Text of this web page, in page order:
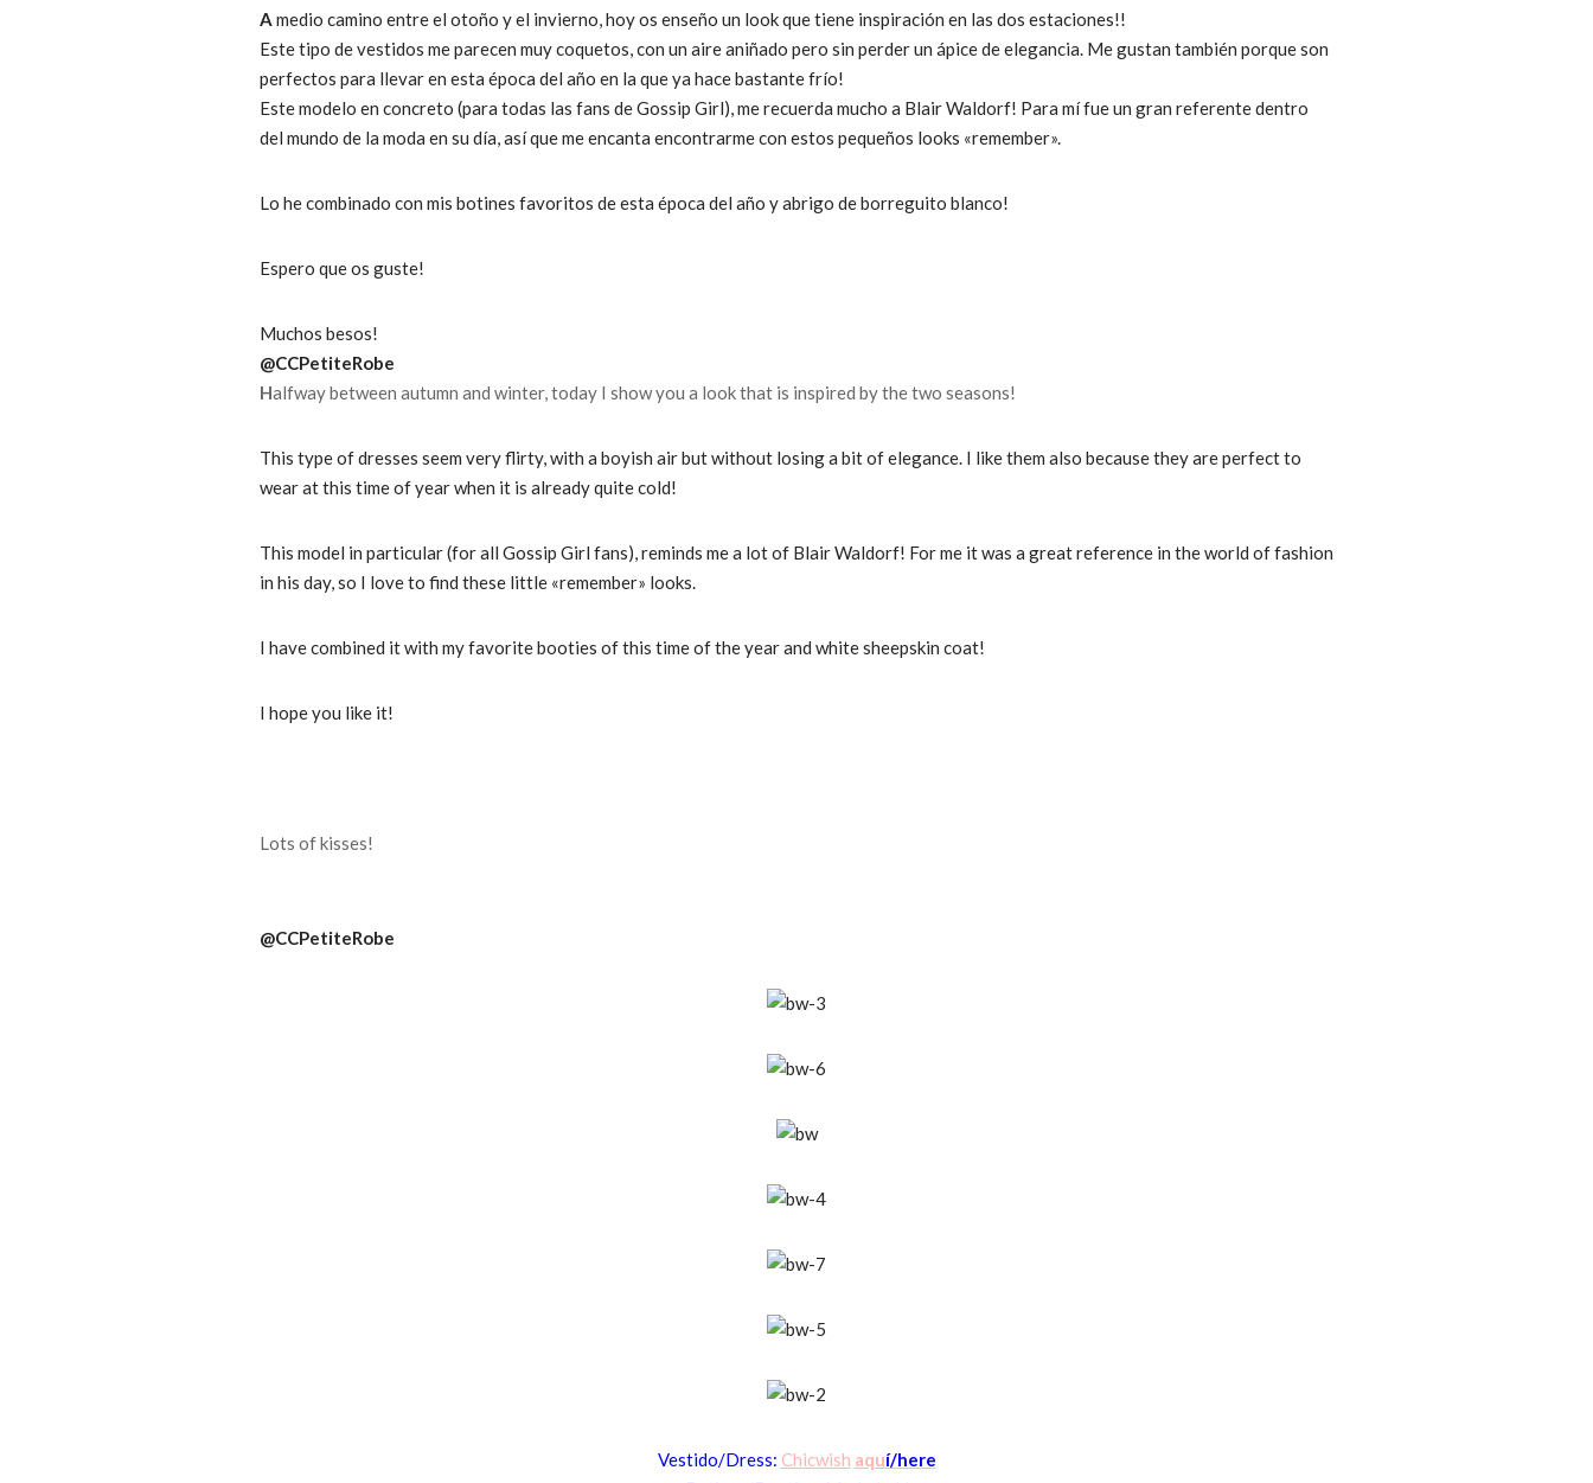
A medio camino entre el otoño y el invierno, hoy os enseño un look que tiene inspiración en las dos estaciones!!
Este tipo de vestidos me parecen muy coquetos, con un aire aniñado pero sin perder un ápice de elegancia. Me gustan también porque son
perfectos para llevar en esta época del año en la que ya hace bastante frío!
Este modelo en concreto (para todas las fans de Gossip Girl), me recuerda mucho a Blair Waldorf! Para mí fue un gran referente dentro
del mundo de la moda en su día, así que me encanta encontrarme con estos pequeños looks «remember».
Lo he combinado con mis botines favoritos de esta época del año y abrigo de borreguito blanco!
Espero que os guste!
Muchos besos!
@CCPetiteRobe
Halfway between autumn and winter, today I show you a look that is inspired by the two seasons!
This type of dresses seem very flirty, with a boyish air but without losing a bit of elegance. I like them also because they are perfect to
wear at this time of year when it is already quite cold!
This model in particular (for all Gossip Girl fans), reminds me a lot of Blair Waldorf! For me it was a great reference in the world of fashion
in his day, so I love to find these little «remember» looks.
I have combined it with my favorite booties of this time of the year and white sheepskin coat!
I hope you like it!
Lots of kisses!
@CCPetiteRobe
Vestido/Dress: Chicwish aquí/here